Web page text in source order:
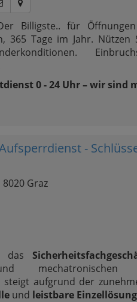
Billigste.. für
365 Tage im Jahr.
0 - 24 Uhr – wir sind
-
Graz
das
steigt aufgrund der
und leistbare